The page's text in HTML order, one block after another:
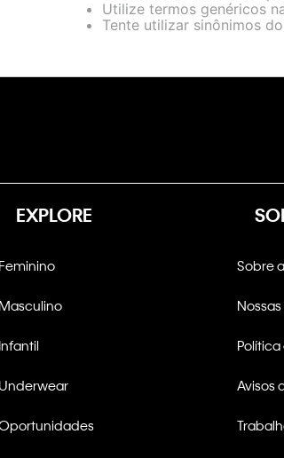
Utilize termos genéricos
Tente utilizar sinônimos
EXPLORE
Feminino
Masculino
Infantil
Underwear
Sobre
Avisos